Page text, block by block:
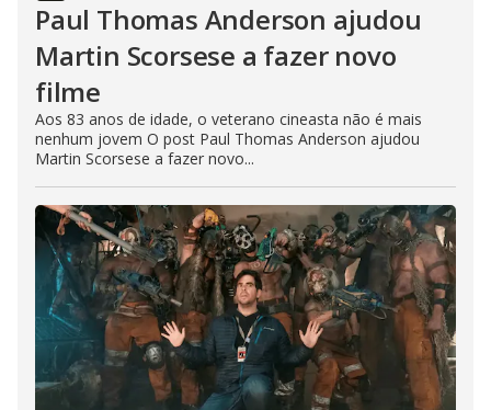
Paul Thomas Anderson ajudou
Martin Scorsese a fazer novo
filme
Aos 83 anos de idade, o veterano cineasta não é mais
nenhum jovem O post Paul Thomas Anderson ajudou
Martin Scorsese a fazer novo...